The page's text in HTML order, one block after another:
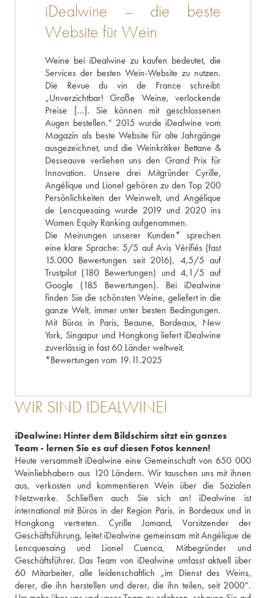
iDealwine – die beste
Website für Wein
Weine bei iDealwine zu kaufen bedeutet, die
Services der besten Wein-Website zu nutzen.
Die Revue du vin de France schreibt:
„Unverzichtbar! Große Weine, verlockende
Preise […]. Sie können mit geschlossenen
Augen bestellen.“ 2015 wurde iDealwine vom
Magazin als beste Website für alte Jahrgänge
ausgezeichnet, und die Weinkritiker Bettane &
Desseauve verliehen uns den Grand Prix für
Innovation. Unsere drei Mitgründer Cyrille,
Angélique und Lionel gehören zu den Top 200
Persönlichkeiten der Weinwelt, und Angélique
de Lencquesaing wurde 2019 und 2020 ins
Women Equity Ranking aufgenommen.
Die Meinungen unserer Kunden* sprechen
eine klare Sprache: 5/5 auf Avis Vérifiés (fast
15.000 Bewertungen seit 2016), 4,5/5 auf
Trustpilot (180 Bewertungen) und 4,1/5 auf
Google (185 Bewertungen). Bei iDealwine
finden Sie die schönsten Weine, geliefert in die
ganze Welt, immer unter besten Bedingungen.
Mit Büros in Paris, Beaune, Bordeaux, New
York, Singapur und Hongkong liefert iDealwine
zuverlässig in fast 60 Länder weltweit.
*Bewertungen vom 19.11.2025
WIR SIND IDEALWINE!
iDealwine: Hinter dem Bildschirm sitzt ein ganzes
Team - lernen Sie es auf diesen Fotos kennen!
Heute versammelt iDealwine eine Gemeinschaft von 650 000
Weinliebhabern aus 120 Ländern. Wir tauschen uns mit ihnen
aus, verkosten und kommentieren Wein über die Sozialen
Netzwerke. Schließen auch Sie sich an! iDealwine ist
international mit Büros in der Region Paris, in Bordeaux und in
Hongkong vertreten. Cyrille Jomand, Vorsitzender der
Geschäftsführung, leitet iDealwine gemeinsam mit Angélique de
Lencquesaing und Lionel Cuenca, Mitbegründer und
Geschäftsführer. Das Team von iDealwine umfasst aktuell über
60 Mitarbeiter, alle leidenschaftlich „im Dienst des Weins,
derer, die ihn herstellen und derer, die ihn teilen, seit 2000“.